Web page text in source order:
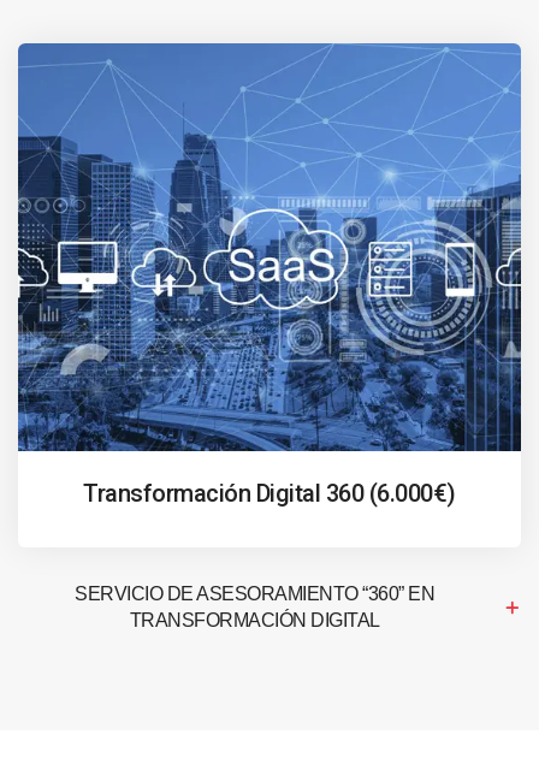
Transformación Digital 360 (6.000€)
SERVICIO DE ASESORAMIENTO “360” EN
TRANSFORMACIÓN DIGITAL